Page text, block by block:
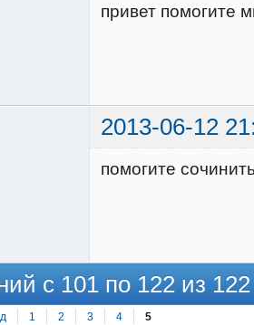
привет помогите
2013-06-12
помогите
с 101 по 122 из 122
1 2 3 4 5